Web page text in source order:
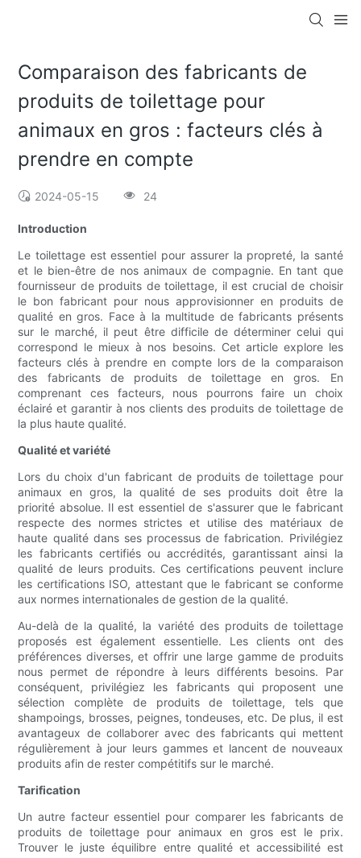
Comparaison des fabricants de
produits de toilettage pour
animaux en gros : facteurs clés à
prendre en compte
2024-05-15 24
Introduction
Le toilettage est essentiel pour assurer la propreté, la santé
et le bien-être de nos animaux de compagnie. En tant que
fournisseur de produits de toilettage, il est crucial de choisir
le bon fabricant pour nous approvisionner en produits de
qualité en gros. Face à la multitude de fabricants présents
sur le marché, il peut être difficile de déterminer celui qui
correspond le mieux à nos besoins. Cet article explore les
facteurs clés à prendre en compte lors de la comparaison
des fabricants de produits de toilettage en gros. En
comprenant ces facteurs, nous pourrons faire un choix
éclairé et garantir à nos clients des produits de toilettage de
la plus haute qualité.
Qualité et variété
Lors du choix d'un fabricant de produits de toilettage pour
animaux en gros, la qualité de ses produits doit être la
priorité absolue. Il est essentiel de s'assurer que le fabricant
respecte des normes strictes et utilise des matériaux de
haute qualité dans ses processus de fabrication. Privilégiez
les fabricants certifiés ou accrédités, garantissant ainsi la
qualité de leurs produits. Ces certifications peuvent inclure
les certifications ISO, attestant que le fabricant se conforme
aux normes internationales de gestion de la qualité.
Au-delà de la qualité, la variété des produits de toilettage
proposés est également essentielle. Les clients ont des
préférences diverses, et offrir une large gamme de produits
nous permet de répondre à leurs différents besoins. Par
conséquent, privilégiez les fabricants qui proposent une
sélection complète de produits de toilettage, tels que
shampoings, brosses, peignes, tondeuses, etc. De plus, il est
avantageux de collaborer avec des fabricants qui mettent
régulièrement à jour leurs gammes et lancent de nouveaux
produits afin de rester compétitifs sur le marché.
Tarification
Un autre facteur essentiel pour comparer les fabricants de
produits de toilettage pour animaux en gros est le prix.
Trouver le juste équilibre entre qualité et accessibilité est